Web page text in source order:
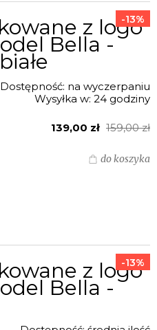
z logo
Bella -
Dostępność: na wyczerpaniu
Wysyłka w: 24 godziny
139,00 zł 159,00 zł
do koszyka
-13%
z logo
Bella -
-13%